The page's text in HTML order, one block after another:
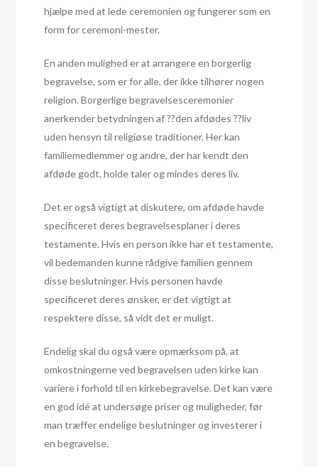
hjælpe med at lede ceremonien og fungerer som en
form for ceremoni-mester.
En anden mulighed er at arrangere en borgerlig
begravelse, som er for alle, der ikke tilhører nogen
religion. Borgerlige begravelsesceremonier
anerkender betydningen af ??den afdødes ??liv
uden hensyn til religiøse traditioner. Her kan
familiemedlemmer og andre, der har kendt den
afdøde godt, holde taler og mindes deres liv.
Det er også vigtigt at diskutere, om afdøde havde
specificeret deres begravelsesplaner i deres
testamente. Hvis en person ikke har et testamente,
vil bedemanden kunne rådgive familien gennem
disse beslutninger. Hvis personen havde
specificeret deres ønsker, er det vigtigt at
respektere disse, så vidt det er muligt.
Endelig skal du også være opmærksom på, at
omkostningerne ved begravelsen uden kirke kan
variere i forhold til en kirkebegravelse. Det kan være
en god idé at undersøge priser og muligheder, før
man træffer endelige beslutninger og investerer i
en begravelse.